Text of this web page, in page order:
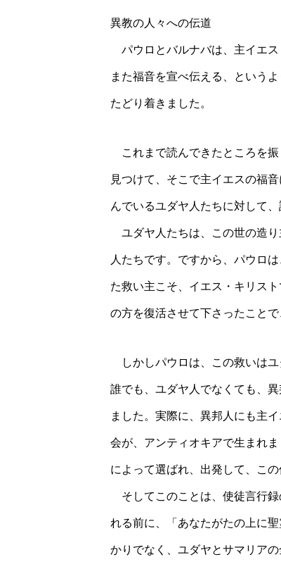
異教の人々への伝道
パウロとバルナバは、主イエス
また福音を宣べ伝える、という
たどり着きました。
これまで読んできたところを振
見つけて、そこで主イエスの福
んでいるユダヤ人たちに対し
ユダヤ人たちは、この世の造り
人たちです。ですから、パウロ
た救い主こそ、イエス・キリス
の方を復活させて下さったこ
しかしパウロは、この救いはユ
誰でも、ユダヤ人でなくても、
ました。実際に、異邦人にも主
会が、アンティオキアで生まれ
によって選ばれ、出発して、
そしてこのことは、使徒言行録
れる前に、「あなたがたの上に
かりでなく、ユダヤとサマリア